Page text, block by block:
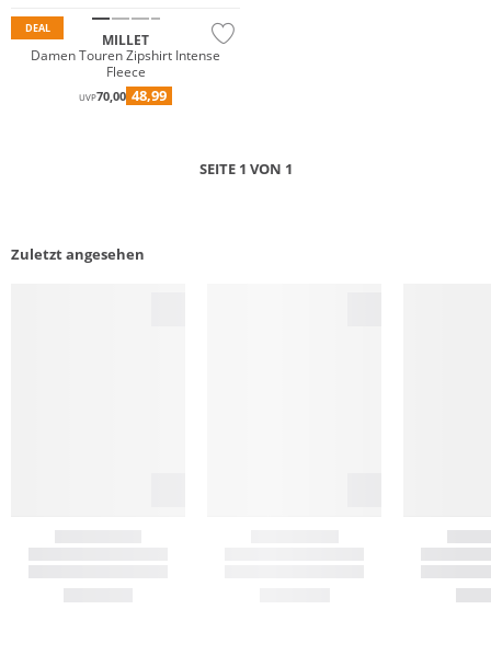
DEAL
MILLET
Damen Touren Zipshirt Intense
Fleece
UVP70,00 48,99
SEITE 1 VON 1
Zuletzt angesehen